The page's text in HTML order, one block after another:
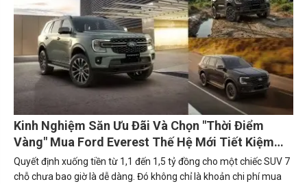
Kinh Nghiệm Săn Ưu Đãi Và Chọn "Thời Điểm
Vàng" Mua Ford Everest Thế Hệ Mới Tiết Kiệm
Nhất
Quyết định xuống tiền từ 1,1 đến 1,5 tỷ đồng cho một chiếc SUV 7
chỗ chưa bao giờ là dễ dàng. Đó không chỉ là khoản chi phí mua